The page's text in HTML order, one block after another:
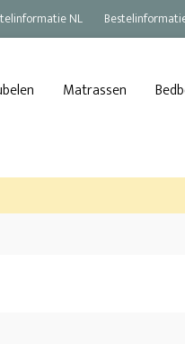
NL
Matrassen